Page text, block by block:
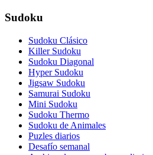
Sudoku
Sudoku Clásico
Killer Sudoku
Sudoku Diagonal
Hyper Sudoku
Jigsaw Sudoku
Samurai Sudoku
Mini Sudoku
Sudoku Thermo
Sudoku de Animales
Puzles diarios
Desafío semanal